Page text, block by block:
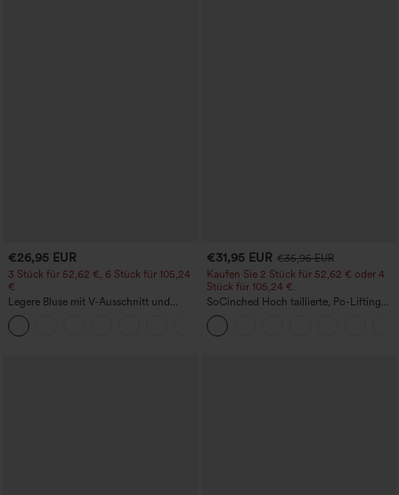
€26,95 EUR
3 Stück für 52,62 €, 6 Stück für 105,24
€
Legere Bluse mit V-Ausschnitt und
kurzen Puffärmeln
€31,95 EUR €35,95 EUR
Kaufen Sie 2 Stück für 52,62 € oder 4
Stück für 105,24 €.
SoCinched Hoch taillierte, Po-Lifting
7/8-Trainingsleggings mit
Bauchkontrolle und Seitentaschen